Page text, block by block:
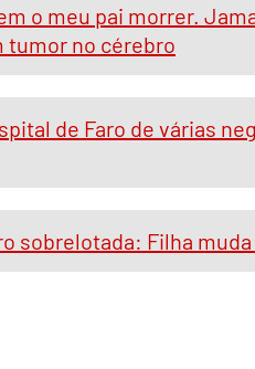
o meu pai morrer.
tumor no cérebro
de Faro de várias
sobrelotada: Filha